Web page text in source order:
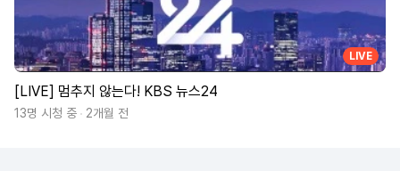
LIVE
[LIVE] 멈추지 않는다! KBS 뉴스24
13명 시청 중 2개월 전